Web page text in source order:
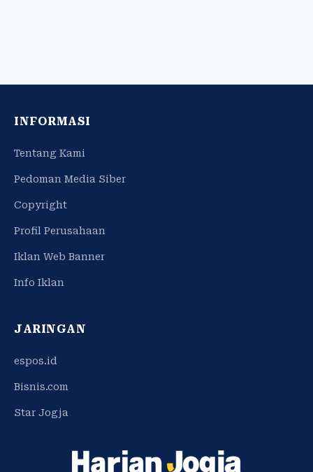
INFORMASI
Tentang Kami
Pedoman Media Siber
Copyright
Profil Perusahaan
Iklan Web Banner
Info Iklan
JARINGAN
espos.id
Bisnis.com
Star Jogja